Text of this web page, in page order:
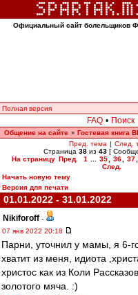
Официальный сайт болельщиков
Полная версия
FAQ • Поиск
Общение на сайте » Гостевая книга
Пред. тема | След.
Страница 38 из 43 [
На страницу Пред. 1 35 36 37
След.
Начать новую тему
Версия для печати
01.01.2022 - 31.01.2022
Nikiforoff -
07 янв 2022 20:18
Парни, уточнил у мамы, я 6-
хватит из меня, идиота
христос как из Коли
золотого мяча. :)